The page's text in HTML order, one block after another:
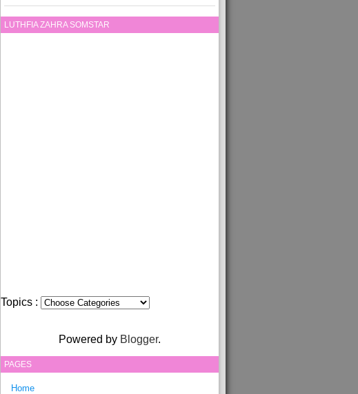
LUTHFIA ZAHRA SOMSTAR
Topics :
Powered by Blogger.
PAGES
Home